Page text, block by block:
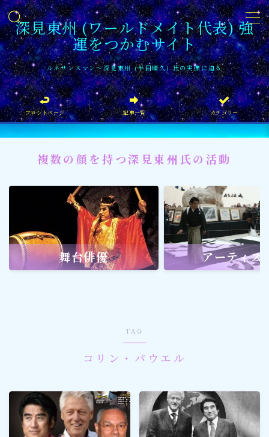
深見東州 (ワールドメイト代表) 強
運をつかむサイト
ルネサンスマン〜深見東州 (半田晴久) 氏の実像に迫る
MENU
フロントページ
記事一覧
イベント情報
企業家
文化・芸術活動
社会貢献 社会貢献
メディア・ネット
ワールドメイト
フロントページ 記事一覧 カテゴリー
複数の顔を持つ深見東州氏の活動
舞台俳優 アーティス
TAG
コリン・パウエル